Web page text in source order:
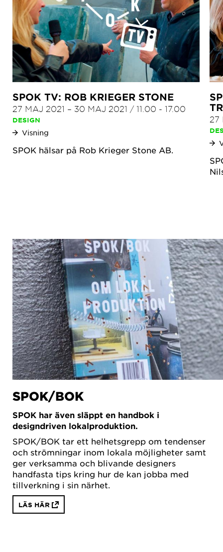
SPOK TV: ROB KRIEGER STONE
27 MAJ 2021 – 30 MAJ 2021 / 11.00 - 17.00
DESIGN
Visning
SPOK hälsar på Rob Krieger Stone AB.
27
SPOK/BOK
SPOK har även släppt en handbok i
designdriven lokalproduktion.
SPOK/BOK tar ett helhetsgrepp om tendenser
och strömningar inom lokala möjligheter samt
ger verksamma och blivande designers
handfasta tips kring hur de kan jobba med
tillverkning i sin närhet.
LÄS HÄR